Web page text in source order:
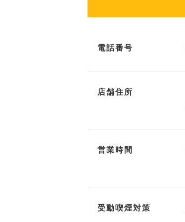
電話番号
店舗住所
営業時間
受動喫煙対策